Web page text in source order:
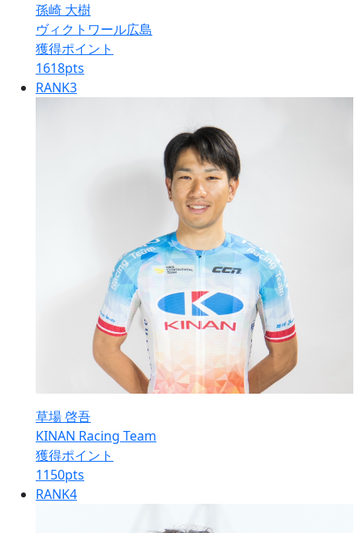
孫崎 大樹
ヴィクトワール広島
獲得ポイント
1618pts
RANK3
草場 啓吾
KINAN Racing Team
獲得ポイント
1150pts
RANK4